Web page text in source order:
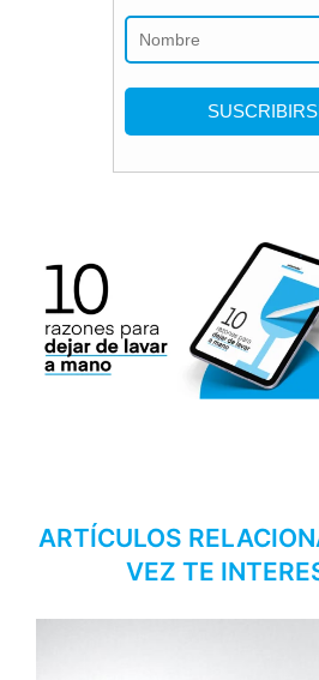
ARTÍCULOS
VEZ TE